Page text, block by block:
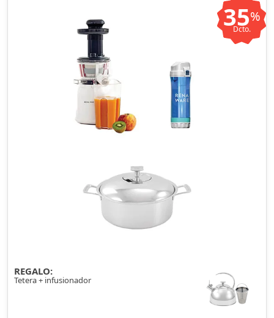
35%
Dcto.
REGALO:
Tetera + infusionador